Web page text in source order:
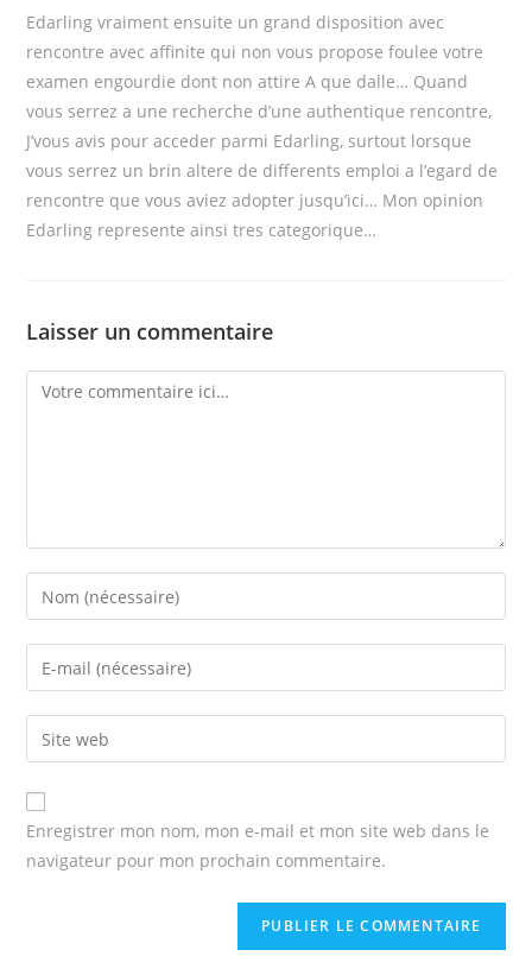
Edarling vraiment ensuite un grand disposition avec
rencontre avec affinite qui non vous propose foulee votre
examen engourdie dont non attire A que dalle… Quand
vous serrez a une recherche d’une authentique rencontre,
J’vous avis pour acceder parmi Edarling, surtout lorsque
vous serrez un brin altere de differents emploi a l’egard de
rencontre que vous aviez adopter jusqu’ici… Mon opinion
Edarling represente ainsi tres categorique…
Laisser un commentaire
Comment
Enter
your
name
comment
Enter
your
email
address
comment
Enter
your
website
URL
(optional)
Enregistrer mon nom, mon e-mail et mon site web dans le
navigateur pour mon prochain commentaire.